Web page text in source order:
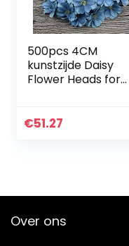
500pcs 4CM
kunstzijde Daisy
Flower Heads for
Handwork Garland
€51.27
Over ons